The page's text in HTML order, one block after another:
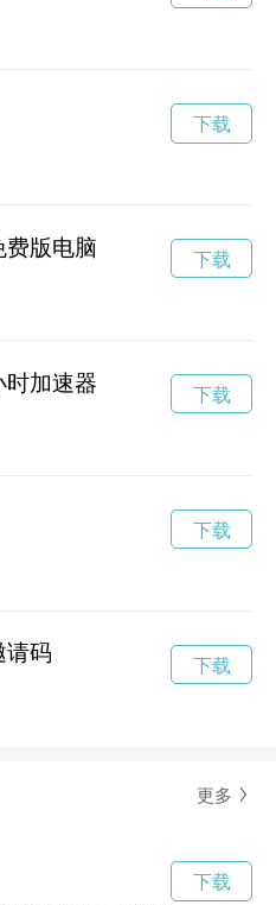
下载
费版电脑 下载
时加速器 下载
下载
请码 下载
更多
下载